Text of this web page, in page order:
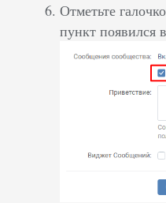
Отметьте
пункт появился